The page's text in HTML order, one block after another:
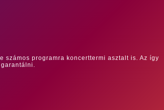
programra koncerttermi asztalt is. Az így